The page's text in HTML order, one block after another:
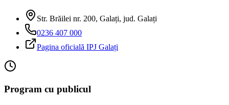
Str. Brăilei nr. 200, Galați, jud. Galați
0236 407 000
Pagina oficială IPJ Galați
Program cu publicul